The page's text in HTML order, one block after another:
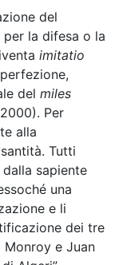
del
la difesa o la
imitatio
del miles
Per
alla
Tutti
sapiente
una
e li
dei tre
e Juan